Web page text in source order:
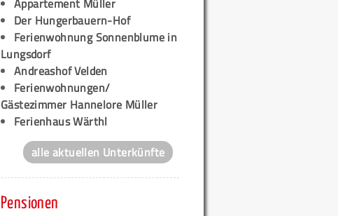
Appartement Müller
Der Hungerbauern-Hof
Ferienwohnung Sonnenblume in
Lungsdorf
Andreashof Velden
Ferienwohnungen/
Gästezimmer Hannelore Müller
Ferienhaus Wärthl
alle aktuellen Unterkünfte
Pensionen